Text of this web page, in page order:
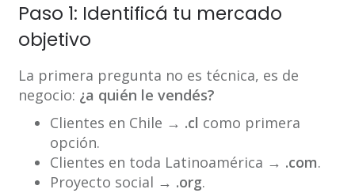
Paso 1: Identificá tu mercado
objetivo
La primera pregunta no es técnica, es de
negocio: ¿a quién le vendés?
Clientes en Chile → .cl como primera
opción.
Clientes en toda Latinoamérica → .com.
Proyecto social → .org.